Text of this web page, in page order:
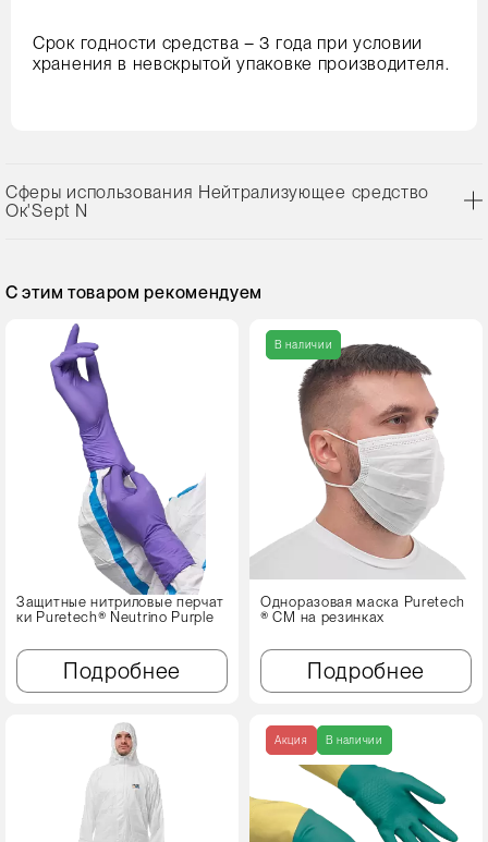
Срок годности средства – 3 года при условии
хранения в невскрытой упаковке производителя.
Сферы использования Нейтрализующее средство
Ок'Sept N
С этим товаром рекомендуем
Защитные нитриловые перчат
ки Puretech® Neutrino Purple
Подробнее
В наличии
Одноразовая маска Puretech
® CM на резинках
Подробнее
Акция В наличии